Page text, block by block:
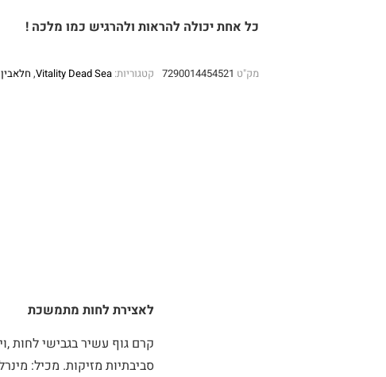
כל אחת יכולה להראות ולהרגיש כמו מלכה !
מק"ט 7290014454521 קטגוריות: Vitality Dead Sea
,
לאצירת לחות מתמשכת
קרם גוף עשיר בגבישי לחות
סביבתיות מזיקות. מכיל: